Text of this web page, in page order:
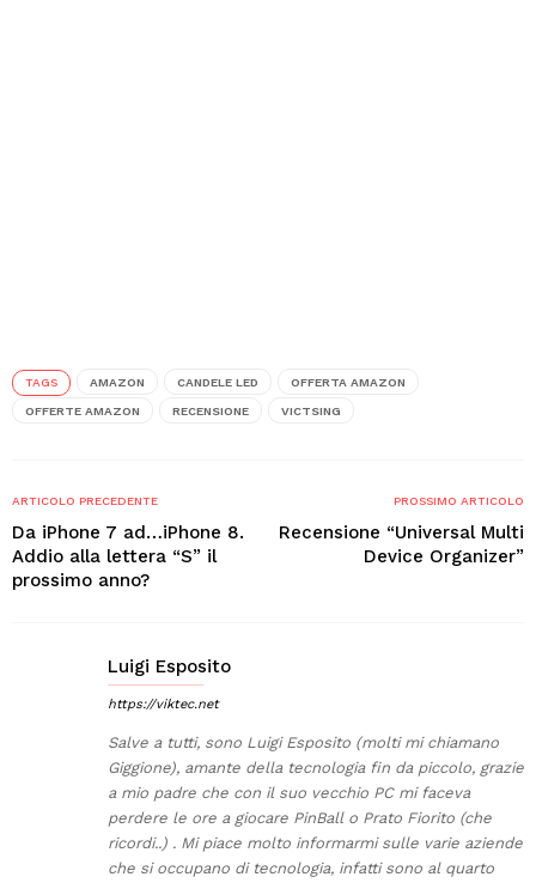
TAGS AMAZON CANDELE LED OFFERTA AMAZON
OFFERTE AMAZON RECENSIONE VICTSING
ARTICOLO PRECEDENTE
Da iPhone 7 ad…iPhone 8.
Addio alla lettera “S” il
prossimo anno?
PROSSIMO ARTICOLO
Recensione “Universal Multi
Device Organizer”
Luigi Esposito
https://viktec.net
Salve a tutti, sono Luigi Esposito (molti mi chiamano
Giggione), amante della tecnologia fin da piccolo, grazie
a mio padre che con il suo vecchio PC mi faceva
perdere le ore a giocare PinBall o Prato Fiorito (che
ricordi..) . Mi piace molto informarmi sulle varie aziende
che si occupano di tecnologia, infatti sono al quarto